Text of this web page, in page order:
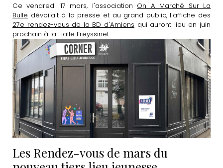
Ce vendredi 17 mars, l'association On A Marché Sur La
Bulle dévoilait à la presse et au grand public, l'affiche des
27e rendez-vous de la BD d'Amiens qui auront lieu en juin
prochain à la Halle Freyssinet.
Les Rendez-vous de mars du